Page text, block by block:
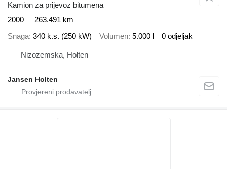
Kamion za prijevoz bitumena
2000
263.491 km
Snaga 340 k.s. (250 kW) Volumen 5.000 l 0 odjeljak
Nizozemska, Holten
Jansen Holten